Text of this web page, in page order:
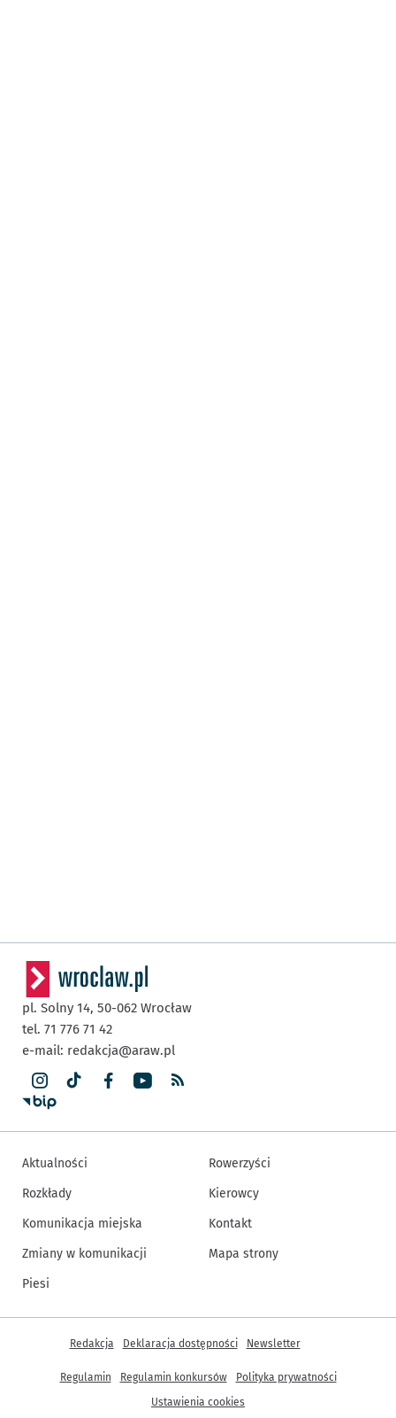
pl. Solny 14, 50-062 Wrocław
tel. 71 776 71 42
e-mail: redakcja@araw.pl
Aktualności
Rozkłady
Komunikacja miejska
Zmiany w komunikacji
Piesi
Rowerzyści
Kierowcy
Kontakt
Mapa strony
Inne informacje
Redakcja Deklaracja dostępności Newsletter
Regulamin Regulamin konkursów
Polityka prywatności
Ustawienia cookies